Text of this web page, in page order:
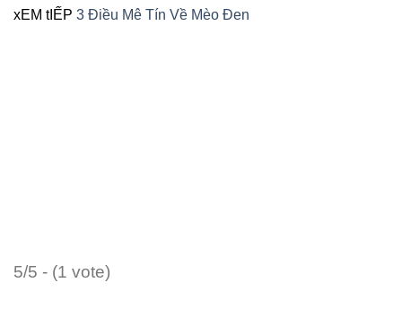
xEM tIẾP 3 Điều Mê Tín Về Mèo Đen
5/5 - (1 vote)